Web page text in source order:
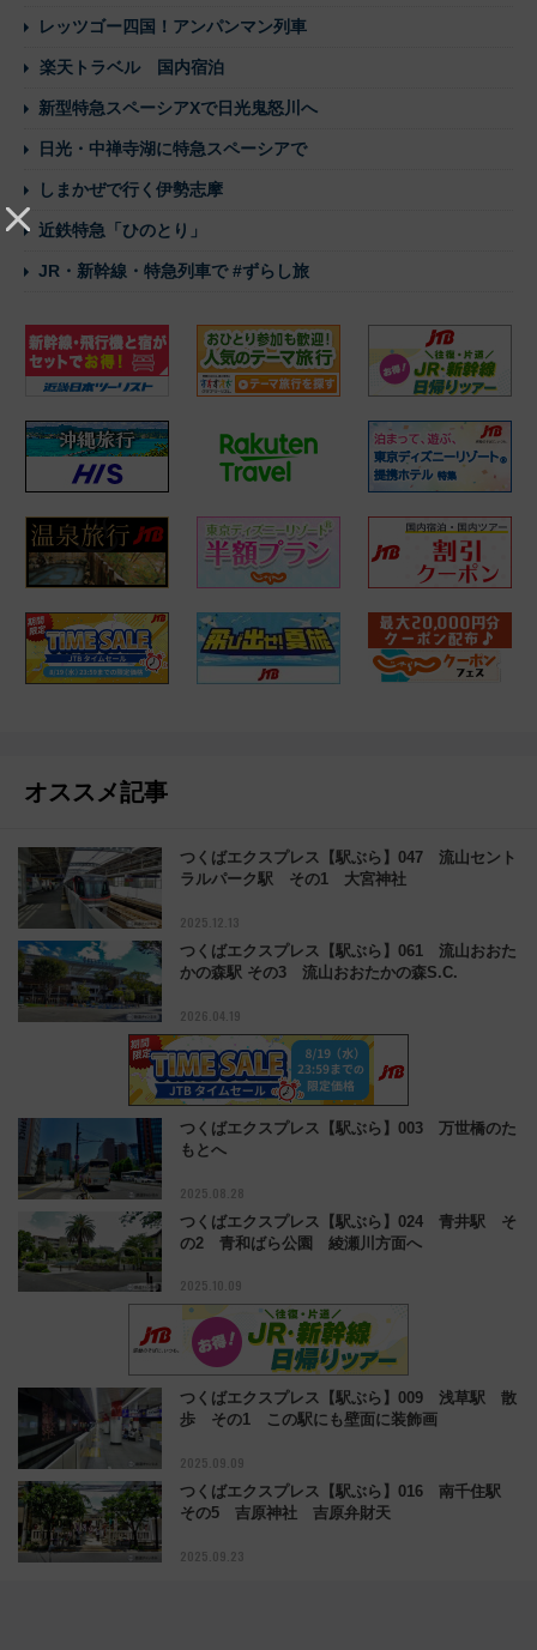
レッツゴー四国！アンパンマン列車
楽天トラベル 国内宿泊
新型特急スペーシアXで日光鬼怒川へ
日光・中禅寺湖に特急スペーシアで
しまかぜで行く伊勢志摩
近鉄特急「ひのとり」
JR・新幹線・特急列車で #ずらし旅
オススメ記事
つくばエクスプレス【駅ぶら】047 流山セント
ラルパーク駅 その1 大宮神社
2025.12.13
つくばエクスプレス【駅ぶら】061 流山おおた
かの森駅 その3 流山おおたかの森S.C.
2026.04.19
つくばエクスプレス【駅ぶら】003 万世橋のた
もとへ
2025.08.28
つくばエクスプレス【駅ぶら】024 青井駅 そ
の2 青和ばら公園 綾瀬川方面へ
2025.10.09
つくばエクスプレス【駅ぶら】009 浅草駅 散
歩 その1 この駅にも壁面に装飾画
2025.09.09
つくばエクスプレス【駅ぶら】016 南千住駅
その5 吉原神社 吉原弁財天
2025.09.23